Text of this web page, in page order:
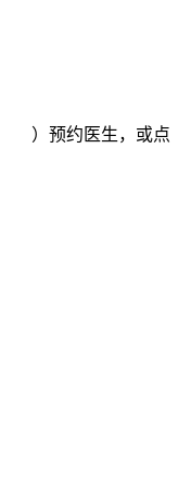
）预约医生，或点